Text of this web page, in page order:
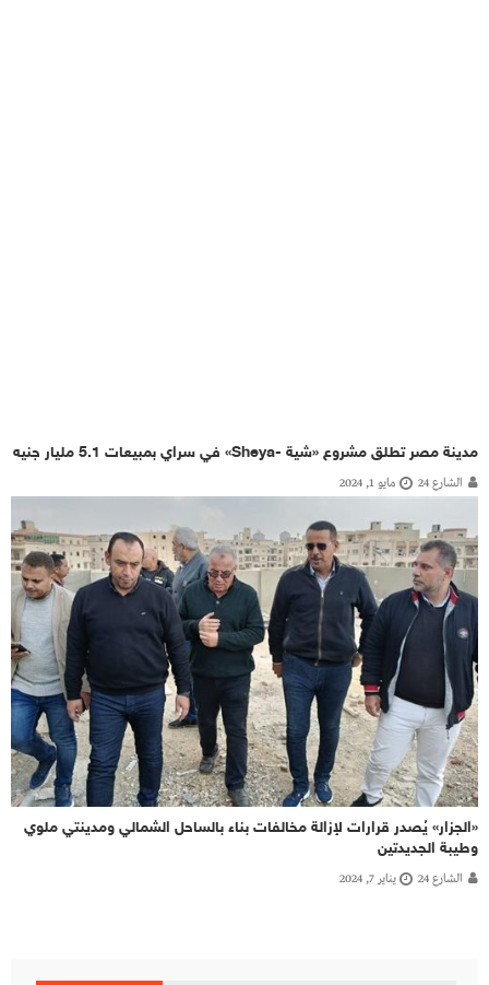
مدينة مصر تطلق مشروع «شية -Sheya» في سراي بمبيعات 5.1 مليار جنيه
الشارع 24 مايو 1, 2024
«الجزار» يُصدر قرارات لإزالة مخالفات بناء بالساحل الشمالي ومدينتي ملوي
وطيبة الجديدتين
الشارع 24 يناير 7, 2024